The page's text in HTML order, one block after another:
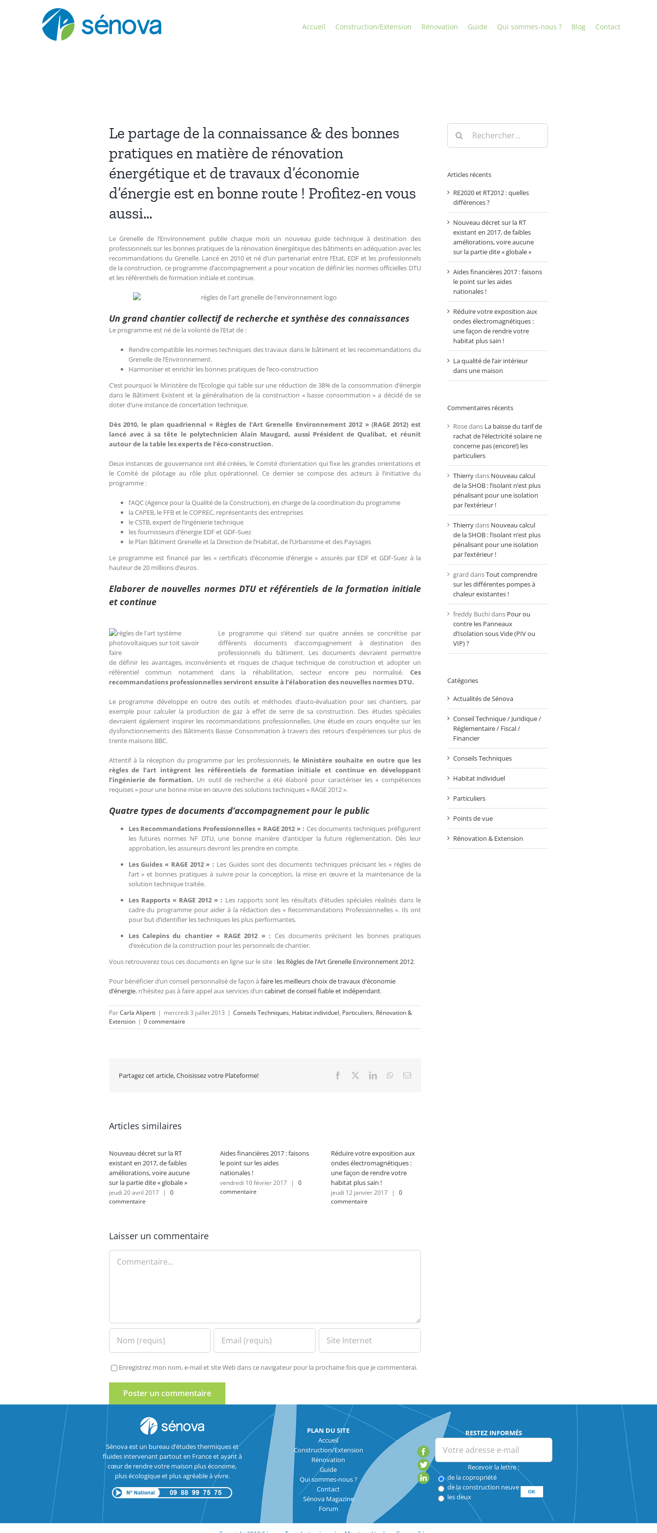
Accueil Construction/Extension Rénovation Guide Qui sommes-nous ? Blog Contact
Le partage de la connaissance & des bonnes
pratiques en matière de rénovation
énergétique et de travaux d’économie
d’énergie est en bonne route ! Profitez-en vous
aussi…
Le Grenelle de l’Environnement publie chaque mois un nouveau guide technique à destination des
professionnels sur les bonnes pratiques de la rénovation énergétique des bâtiments en adéquation avec les
recommandations du Grenelle. Lancé en 2010 et né d’un partenariat entre l’Etat, EDF et les professionnels
de la construction, ce programme d’accompagnement a pour vocation de définir les normes officielles DTU
et les référentiels de formation initiale et continue.
Un grand chantier collectif de recherche et synthèse des connaissances
Le programme est né de la volonté de l’Etat de :
Rendre compatible les normes techniques des travaux dans le bâtiment et les recommandations du
Grenelle de l’Environnement.
Harmoniser et enrichir les bonnes pratiques de l’eco-construction
C’est pourquoi le Ministère de l’Ecologie qui table sur une réduction de 38% de la consommation d’énergie
dans le Bâtiment Existent et la généralisation de la construction « basse consommation » a décidé de se
doter d’une instance de concertation technique.
Dès 2010, le plan quadriennal « Règles de l’Art Grenelle Environnement 2012 » (RAGE 2012) est
lancé avec à sa tête le polytechnicien Alain Maugard, aussi Président de Qualibat, et réunit
autour de la table les experts de l’éco-construction.
Deux instances de gouvernance ont été créées, le Comité d’orientation qui fixe les grandes orientations et
le Comité de pilotage au rôle plus opérationnel. Ce dernier se compose des acteurs à l’initiative du
programme :
l’AQC (Agence pour la Qualité de la Construction), en charge de la coordination du programme
la CAPEB, le FFB et le COPREC, représentants des entreprises
le CSTB, expert de l’ingénierie technique
les fournisseurs d’énergie EDF et GDF-Suez
le Plan Bâtiment Grenelle et la Direction de l’Habitat, de l’Urbanisme et des Paysages
Le programme est financé par les « certificats d’économie d’énergie » assurés par EDF et GDF-Suez à la
hauteur de 20 millions d’euros.
Elaborer de nouvelles normes DTU et référentiels de la formation initiale
et continue
Le programme qui s’étend sur quatre années se concrétise par
différents documents d’accompagnement à destination des
professionnels du bâtiment. Les documents devraient permettre
de définir les avantages, inconvénients et risques de chaque technique de construction et adopter un
référentiel commun notamment dans la réhabilitation, secteur encore peu normalisé. Ces
recommandations professionnelles serviront ensuite à l’élaboration des nouvelles normes DTU.
Le programme développe en outre des outils et méthodes d’auto-évaluation pour ses chantiers, par
exemple pour calculer la production de gaz à effet de serre de sa construction. Des études spéciales
devraient également inspirer les recommandations professionnelles. Une étude en cours enquête sur les
dysfonctionnements des Bâtiments Basse Consommation à travers des retours d’expériences sur plus de
trente maisons BBC.
Attentif à la réception du programme par les professionnels, le Ministère souhaite en outre que les
règles de l’art intègrent les référentiels de formation initiale et continue en développant
l’ingénierie de formation. Un outil de recherche a été élaboré pour caractériser les « compétences
requises » pour une bonne mise en œuvre des solutions techniques « RAGE 2012 ».
Quatre types de documents d’accompagnement pour le public
Les Recommandations Professionnelles « RAGE 2012 » : Ces documents techniques préfigurent
les futures normes NF DTU, une bonne manière d’anticiper la future réglementation. Dès leur
approbation, les assureurs devront les prendre en compte.
Les Guides « RAGE 2012 » : Les Guides sont des documents techniques précisant les « règles de
l’art » et bonnes pratiques à suivre pour la conception, la mise en œuvre et la maintenance de la
solution technique traitée.
Les Rapports « RAGE 2012 » : Les rapports sont les résultats d’études spéciales réalisés dans le
cadre du programme pour aider à la rédaction des « Recommandations Professionnelles ». Ils ont
pour but d’identifier les techniques les plus performantes.
Les Calepins du chantier « RAGE 2012 » : Ces documents précisent les bonnes pratiques
d’exécution de la construction pour les personnels de chantier.
Vous retrouverez tous ces documents en ligne sur le site : les Règles de l’Art Grenelle Environnement 2012.
Pour bénéficier d’un conseil personnalisé de façon à faire les meilleurs choix de travaux d’économie
d’énergie, n’hésitez pas à faire appel aux services d’un cabinet de conseil fiable et indépendant.
ParCarla Aliperti | mercredi 3 juillet 2013 | Conseils Techniques, Habitat individuel, Particuliers, Rénovation &
Extension | 0 commentaire
Partagez cet article, Choisissez votre Plateforme! Facebook LinkedInWhatsApp
Email
Articles similaires
Nouveau décret sur la RT
existant en 2017, de faibles
améliorations, voire aucune
sur la partie dite « globale »
jeudi 20 avril 2017 |
0
commentaire
Aides financières 2017 : faisons
le point sur les aides
nationales !
vendredi 10 février 2017 |
0
commentaire
Réduire votre exposition aux
ondes électromagnétiques :
une façon de rendre votre
habitat plus sain !
jeudi 12 janvier 2017 |
0
commentaire
Laisser un commentaire
Commentaire
Enregistrez mon nom, e-mail et site Web dans ce navigateur pour la prochaine fois que je commenterai.
Rechercher:
Articles récents
RE2020 et RT2012 : quelles
différences ?
Nouveau décret sur la RT
existant en 2017, de faibles
améliorations, voire aucune
sur la partie dite « globale »
Aides financières 2017 : faisons
le point sur les aides
nationales !
Réduire votre exposition aux
ondes électromagnétiques :
une façon de rendre votre
habitat plus sain !
La qualité de l’air intérieur
dans une maison
Commentaires récents
Rosedans La baisse du tarif de
rachat de l’électricité solaire ne
concerne pas (encore!) les
particuliers
Thierrydans Nouveau calcul
de la SHOB : l’isolant n’est plus
pénalisant pour une isolation
par l’extérieur !
Thierrydans Nouveau calcul
de la SHOB : l’isolant n’est plus
pénalisant pour une isolation
par l’extérieur !
grard dansTout comprendre
sur les différentes pompes à
chaleur existantes !
freddy Buchidans Pour ou
contre les Panneaux
d’Isolation sous Vide (PIV ou
VIP) ?
Catégories
Actualités de Sénova
Conseil Technique / Juridique /
Réglementaire / Fiscal /
Financier
Conseils Techniques
Habitat individuel
Particuliers
Points de vue
Rénovation & Extension
Sénova est un bureau d’études thermiques et
fluides intervenant partout en France et ayant à
cœur de rendre votre maison plus économe,
plus écologique et plus agréable à vivre.
PLAN DU SITE
Accueil
Construction/Extension
Rénovation
Guide
Qui sommes-nous ?
Contact
Sénova Magazine
Forum
RESTEZ INFORMÉS
Recevoir la lettre :
de la copropriété
de la construction neuve
les deux